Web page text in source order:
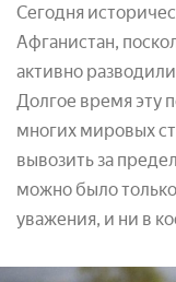
Сегодня
Афганистан,
активно
Долгое время эту
многих мировых
вывозить за
можно было только
уважения, и ни в